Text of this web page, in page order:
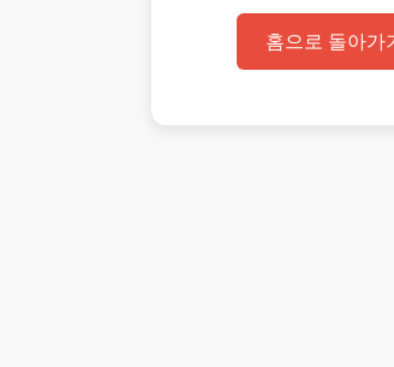
홈으로 돌아가